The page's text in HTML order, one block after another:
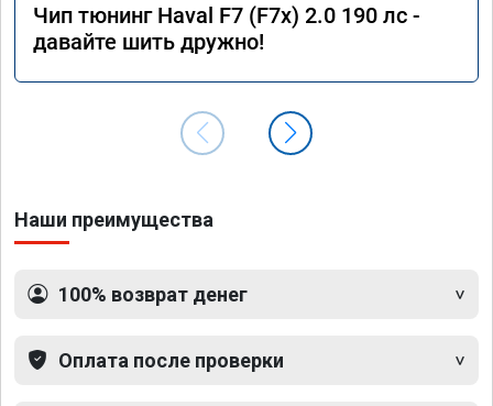
Чип тюнинг Haval F7 (F7x) 2.0 190 лс -
давайте шить дружно!
Наши преимущества
100% возврат денег
Оплата после проверки